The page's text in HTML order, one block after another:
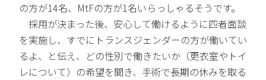
の方が14名、MtFの方が1名いらっしゃるそうです。
採用が決まった後、安心して働けるように四者面談
を実施し、すでにトランスジェンダーの方が働いてい
るよ、と伝え、どの性別で働きたいか（更衣室やトイ
レについて）の希望を聞き、手術で長期の休みを取る